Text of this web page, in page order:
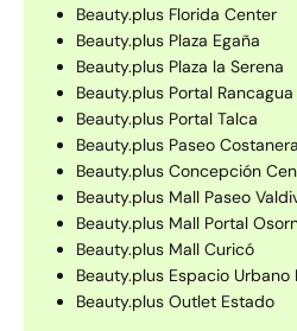
Beauty.plus Florida Center
Beauty.plus Plaza Egaña
Beauty.plus Plaza la Serena
Beauty.plus Portal Rancagua
Beauty.plus Portal Talca
Beauty.plus Paseo
Beauty.plus Concepción
Beauty.plus Mall Paseo
Beauty.plus Mall Portal
Beauty.plus Mall Curicó
Beauty.plus Espacio Urbano
Beauty.plus Outlet Estado